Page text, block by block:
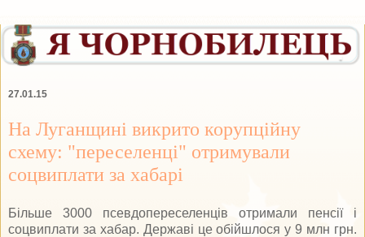
27.01.15
На Луганщині викрито корупційну
схему: "переселенці" отримували
соцвиплати за хабарі
Більше 3000 псевдопереселенців отримали пенсії і
соцвиплати за хабар. Державі це обійшлося у 9 млн грн.